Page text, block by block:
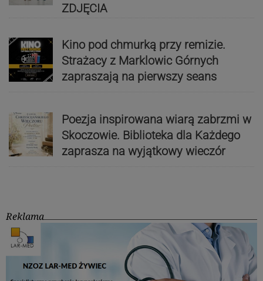
ZDJĘCIA
Kino pod chmurką przy remizie.
Strażacy z Marklowic Górnych
zapraszają na pierwszy seans
Poezja inspirowana wiarą zabrzmi w
Skoczowie. Biblioteka dla Każdego
zaprasza na wyjątkowy wieczór
Reklama